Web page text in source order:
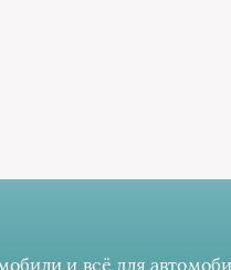
и всё для